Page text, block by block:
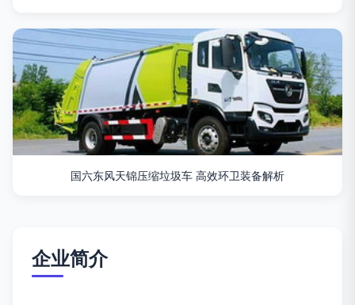
国六东风天锦压缩垃圾车 高效环卫装备解析
企业简介